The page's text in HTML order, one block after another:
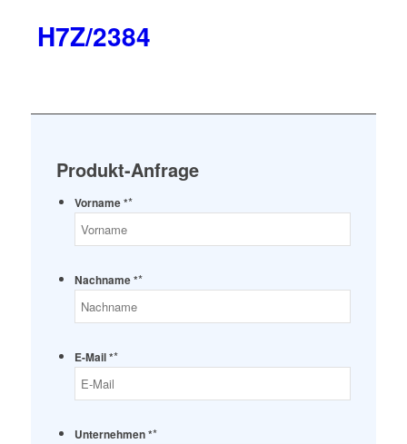
H7Z/2384
Produkt-Anfrage
Vorname **
Nachname **
E-Mail **
Unternehmen **